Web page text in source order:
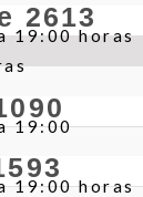
2613
19:00 horas
19:00
19:00 horas